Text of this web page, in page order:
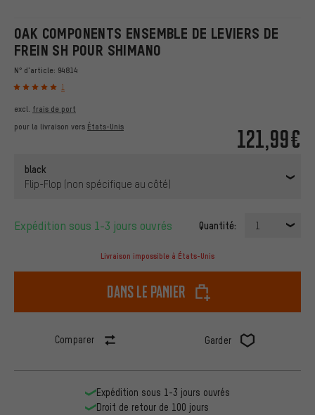
OAK COMPONENTS ENSEMBLE DE LEVIERS DE
FREIN SH POUR SHIMANO
N° d'article: 94814
1
121,99€
excl. frais de port
pour la livraison vers États-Unis
black
Flip-Flop (non spécifique au côté)
Expédition sous 1-3 jours ouvrés Quantité: 1
Livraison impossible à États-Unis
dans le panier
Comparer Garder
Expédition sous 1-3 jours ouvrés
Droit de retour de 100 jours